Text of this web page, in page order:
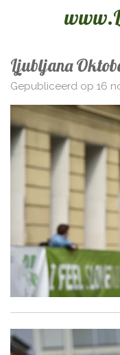
de
hoofdinhoud
Ljubljana
Gepubliceerd op 16